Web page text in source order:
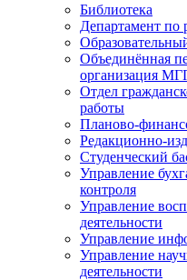
Библиотека
Департамент по
Объединённая
организация
Отдел
работы
Планово-
Редакционно-
Студенческий
Управление
контроля
Управление
деятельности
Управление
Управление
деятельности